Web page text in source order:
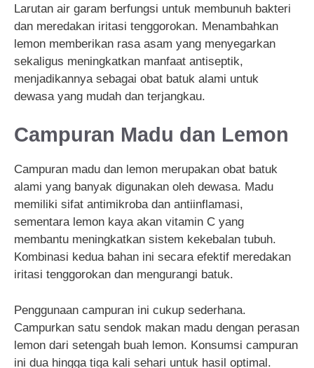
Larutan air garam berfungsi untuk membunuh bakteri
dan meredakan iritasi tenggorokan. Menambahkan
lemon memberikan rasa asam yang menyegarkan
sekaligus meningkatkan manfaat antiseptik,
menjadikannya sebagai obat batuk alami untuk
dewasa yang mudah dan terjangkau.
Campuran Madu dan Lemon
Campuran madu dan lemon merupakan obat batuk
alami yang banyak digunakan oleh dewasa. Madu
memiliki sifat antimikroba dan antiinflamasi,
sementara lemon kaya akan vitamin C yang
membantu meningkatkan sistem kekebalan tubuh.
Kombinasi kedua bahan ini secara efektif meredakan
iritasi tenggorokan dan mengurangi batuk.
Penggunaan campuran ini cukup sederhana.
Campurkan satu sendok makan madu dengan perasan
lemon dari setengah buah lemon. Konsumsi campuran
ini dua hingga tiga kali sehari untuk hasil optimal.